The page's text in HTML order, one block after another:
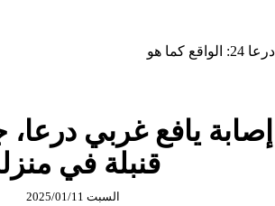
درعا 24: الواقع كما هو
إصابة يافع غربي درعا،
قنبلة في
السبت 2025/01/11